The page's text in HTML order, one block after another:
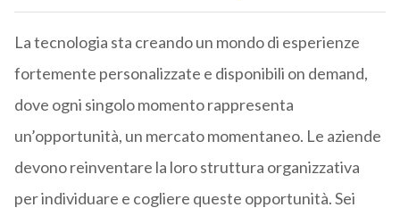
La tecnologia sta creando un mondo di esperienze
fortemente personalizzate e disponibili on demand,
dove ogni singolo momento rappresenta
un’opportunità, un mercato momentaneo. Le aziende
devono reinventare la loro struttura organizzativa
per individuare e cogliere queste opportunità. Sei